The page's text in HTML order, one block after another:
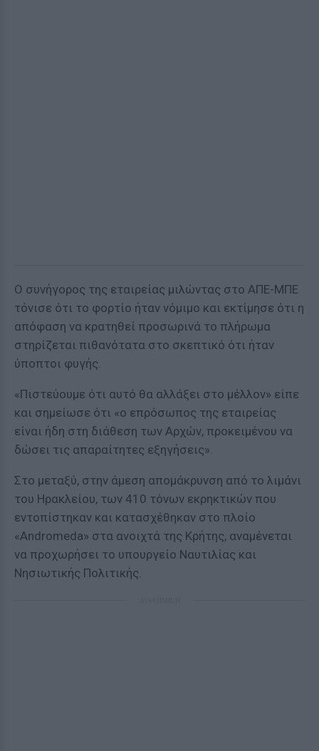
Ο συνήγορος της εταιρείας μιλώντας στο ΑΠΕ-ΜΠΕ
τόνισε ότι το φορτίο ήταν νόμιμο και εκτίμησε ότι η
απόφαση να κρατηθεί προσωρινά το πλήρωμα
στηρίζεται πιθανότατα στο σκεπτικό ότι ήταν
ύποπτοι φυγής.
«Πιστεύουμε ότι αυτό θα αλλάξει στο μέλλον» είπε
και σημείωσε ότι «ο επρόσωπος της εταιρείας
είναι ήδη στη διάθεση των Αρχών, προκειμένου να
δώσει τις απαραίτητες εξηγήσεις».
Στο μεταξύ, στην άμεση απομάκρυνση από το λιμάνι
του Ηρακλείου, των 410 τόνων εκρηκτικών που
εντοπίστηκαν και κατασχέθηκαν στο πλοίο
«Andromeda» στα ανοιχτά της Κρήτης, αναμένεται
να προχωρήσει το υπουργείο Ναυτιλίας και
Νησιωτικής Πολιτικής.